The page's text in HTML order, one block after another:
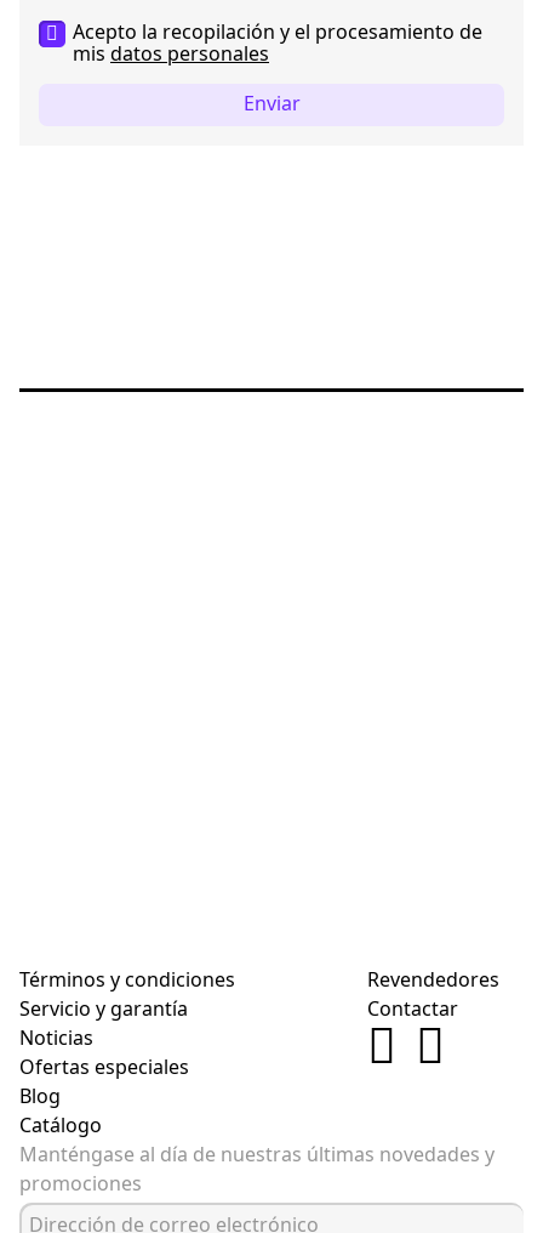
Acepto la recopilación y el procesamiento de
misdatos personales
Enviar
Términos y condiciones
Servicio y garantía
Noticias
Ofertas especiales
Blog
Catálogo
Revendedores
Contactar
Manténgase al día de nuestras últimas novedades y
promociones